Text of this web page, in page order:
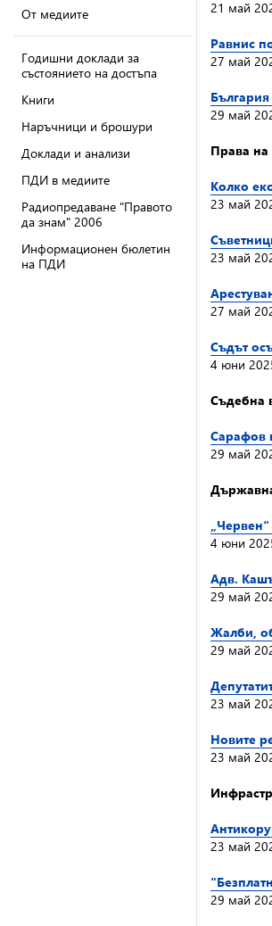
От медиите
Годишни доклади за
състоянието на достъпа
Книги
Наръчници и брошури
Доклади и анализи
ПДИ в медиите
Радиопредаване "Правото
да знам" 2006
Информационен бюлетин
на ПДИ
21 май
Равнис
27 май
29 май
Права на
Колко
23 май
23 май
27 май
Съдът
4 юни
Съдебна
Сарафов
29 май
4 юни
Адв.
29 май
Жалби,
29 май
23 май
Новите
23 май
23 май
29 май